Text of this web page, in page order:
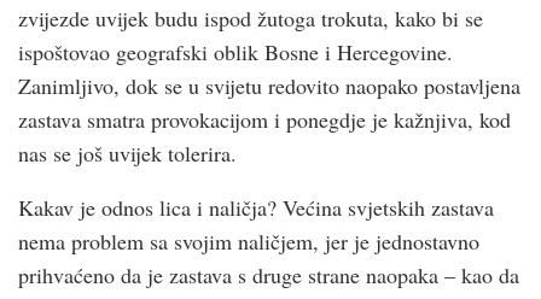
zvijezde uvijek budu ispod žutoga trokuta, kako bi se
ispoštovao geografski oblik Bosne i Hercegovine.
Zanimljivo, dok se u svijetu redovito naopako postavljena
zastava smatra provokacijom i ponegdje je kažnjiva, kod
nas se još uvijek tolerira.
Kakav je odnos lica i naličja? Većina svjetskih zastava
nema problem sa svojim naličjem, jer je jednostavno
prihvaćeno da je zastava s druge strane naopaka – kao da